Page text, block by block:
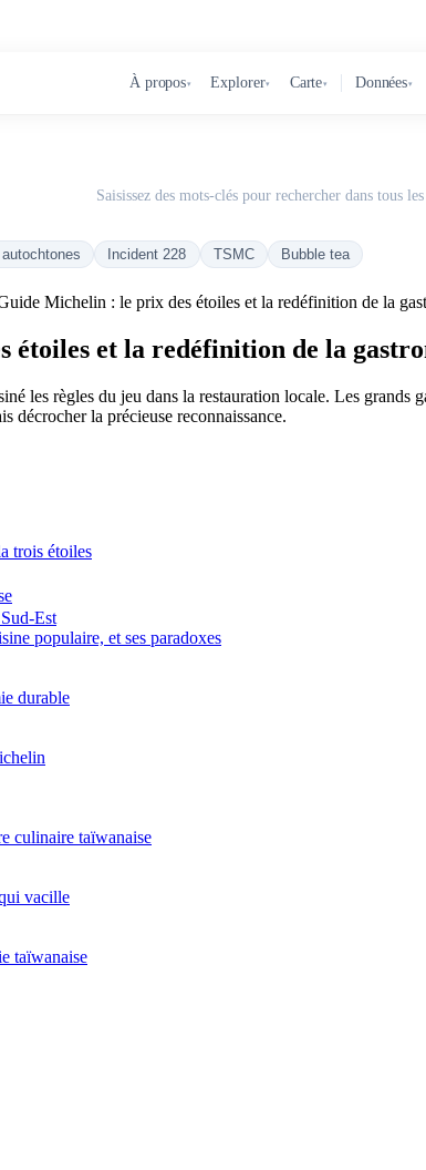
À propos▾ Explorer▾ Carte▾ Données▾
Saisissez des mots-clés pour rechercher dans tous
Incident 228 TSMC Bubble tea
Michelin : le prix des étoiles et la redéfinition de la
et la redéfinition de la
les règles du jeu dans la restauration locale. Les grands
décrocher la précieuse reconnaissance.
trois étoiles
Est
populaire, et ses paradoxes
durable
culinaire taïwanaise
vacille
taïwanaise